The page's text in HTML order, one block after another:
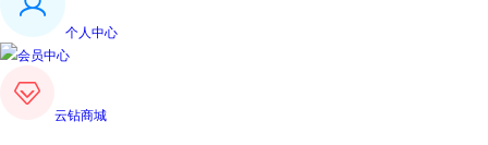
个人中心
会员中心
云钻商城